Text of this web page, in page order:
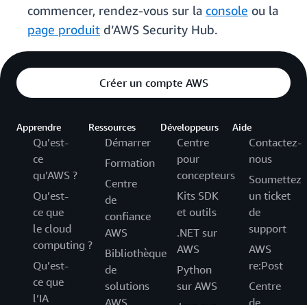
commencer, rendez-vous sur la console ou la
page produit d’AWS Security Hub.
Créer un compte AWS
Apprendre
Qu’est-
ce
qu’AWS ?
Qu’est-
ce que
le cloud
computing ?
Qu’est-
ce que
l’IA
Ressources
Démarrer
Formation
Centre
de
confiance
AWS
Bibliothèque
de
solutions
Développeurs
Centre
pour
concepteurs
Kits SDK
et outils
.NET sur
AWS
Python
sur AWS
Aide
Contactez-
nous
Soumettez
un ticket
de
support
AWS
re:Post
Centre